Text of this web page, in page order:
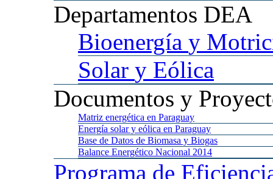
Departamentos DEA
Bioenergía y
Solar y Eólica
Documentos y
Matriz energética en Paraguay
Energía solar y eólica en Paraguay
Base de Datos de Biomasa y Biogas
Balance Energético Nacional 2014
Programa de